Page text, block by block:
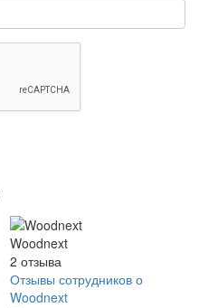
Woodnext
2 отзыва
Отзывы сотрудников о
Woodnext